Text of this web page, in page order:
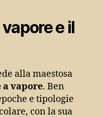
e il
alla maestosa
vapore. Ben
e tipologie
con la sua